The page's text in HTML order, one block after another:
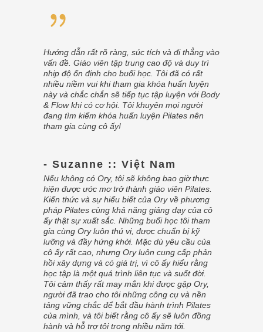
Hướng dẫn rất rõ ràng, súc tích và đi thẳng vào
vấn đề. Giáo viên tập trung cao độ và duy trì
nhịp độ ổn định cho buổi học. Tôi đã có rất
nhiều niềm vui khi tham gia khóa huấn luyện
này và chắc chắn sẽ tiếp tục tập luyện với Body
& Flow khi có cơ hội. Tôi khuyên mọi người
đang tìm kiếm khóa huấn luyện Pilates nên
tham gia cùng cô ấy!
- Suzanne :: Việt Nam
Nếu không có Ory, tôi sẽ không bao giờ thực
hiện được ước mơ trở thành giáo viên Pilates.
Kiến thức và sự hiểu biết của Ory về phương
pháp Pilates cùng khả năng giảng dạy của cô
ấy thật sự xuất sắc. Những buổi học tôi tham
gia cùng Ory luôn thú vị, được chuẩn bị kỹ
lưỡng và đầy hứng khởi. Mặc dù yêu cầu của
cô ấy rất cao, nhưng Ory luôn cung cấp phản
hồi xây dựng và có giá trị, vì cô ấy hiểu rằng
học tập là một quá trình liên tục và suốt đời.
Tôi cảm thấy rất may mắn khi được gặp Ory,
người đã trao cho tôi những công cụ và nền
tảng vững chắc để bắt đầu hành trình Pilates
của mình, và tôi biết rằng cô ấy sẽ luôn đồng
hành và hỗ trợ tôi trong nhiều năm tới.